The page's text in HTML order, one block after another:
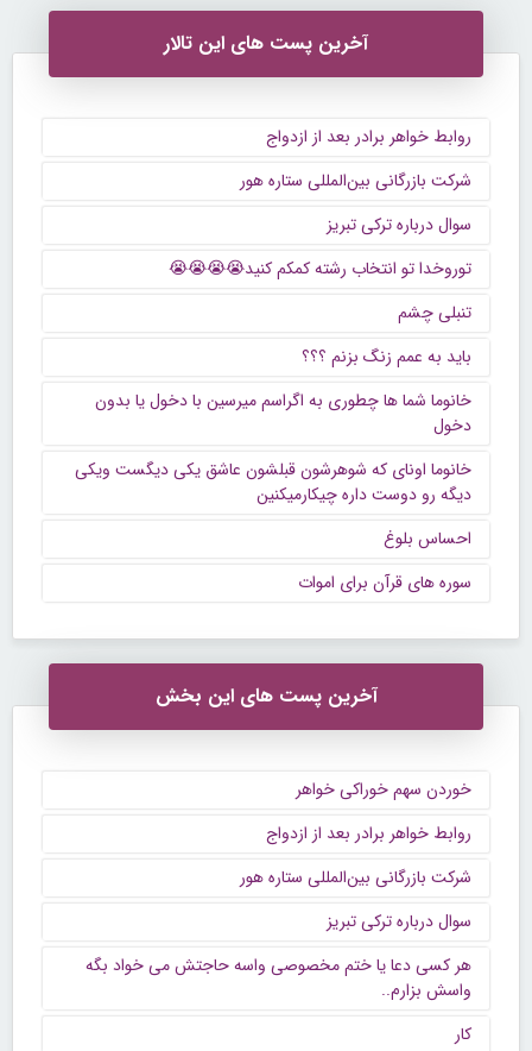
آخرین پست های این تالار
روابط خواهر برادر بعد از ازدواج
شرکت بازرگانی بین‌المللی ستاره هور
سوال درباره ترکی تبریز
توروخدا تو انتخاب رشته کمکم کنید😭😭😭😭
تنبلی چشم
باید به عمم زنگ بزنم ؟؟؟
خانوما شما ها چطوری به اگراسم میرسین با دخول یا بدون
دخول
خانوما اونای که شوهرشون قبلشون عاشق یکی دیگست ویکی
دیگه رو دوست داره چیکارمیکنین
احساس بلوغ
سوره های قرآن برای اموات
آخرین پست های این بخش
خوردن سهم خوراکی خواهر
روابط خواهر برادر بعد از ازدواج
شرکت بازرگانی بین‌المللی ستاره هور
سوال درباره ترکی تبریز
هر کسی دعا یا ختم مخصوصی واسه حاجتش می خواد بگه
واسش بزارم..
کار